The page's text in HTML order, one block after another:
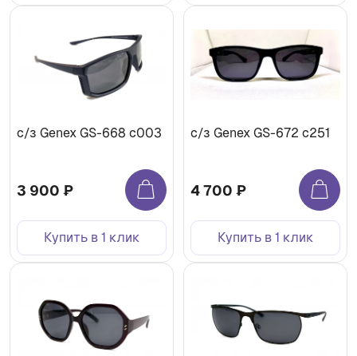
с/з Genex GS-668 с003
3 900 ₽
Купить в 1 клик
с/з Genex GS-672 с251
4 700 ₽
Купить в 1 клик